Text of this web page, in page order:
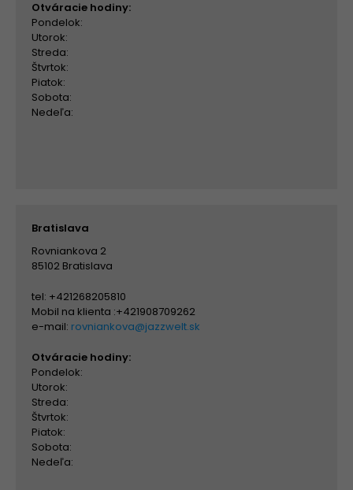
Otváracie hodiny:
Pondelok:
Utorok:
Streda:
Štvrtok:
Piatok:
Sobota:
Nedeľa:
Bratislava
Rovniankova 2
85102 Bratislava
tel: +421268205810
Mobil na klienta :+421908709262
e-mail: rovniankova@jazzwelt.sk
Otváracie hodiny:
Pondelok:
Utorok:
Streda:
Štvrtok:
Piatok:
Sobota:
Nedeľa: